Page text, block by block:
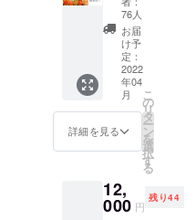
4回/年）して
いました。
フルーツを
もっと知っ
てもらうお
てもらうた
ルーツアド
バイザー協
評につ
き追加
しまし
た！ 柑
橘好き
食！
厳選し
た国産
の柑橘
類を一
べられ
るセッ
トで
76人
お届
け予
定：
2022
年04
月
詳細を見る
こ
の
リ
タ
ー
ン
を
選
択
す
る
12,
000 円
残り44